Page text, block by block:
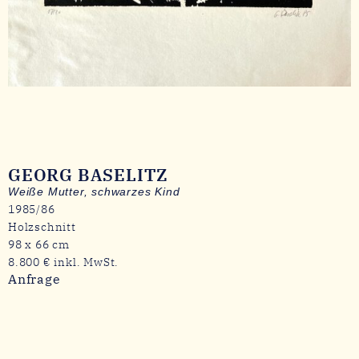
GEORG BASELITZ
Weiße Mutter, schwarzes Kind
1985/86
Holzschnitt
98 x 66 cm
8.800 € inkl. MwSt.
Anfrage